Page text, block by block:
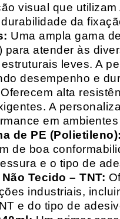
visual que
da
Uma ampla gama
para atender às
leves. A
desempenho e
Oferecem alta
A
em
de PE (Polietileno):
de boa
e o tipo de
Tecido – TNT:
industriais,
e do tipo de